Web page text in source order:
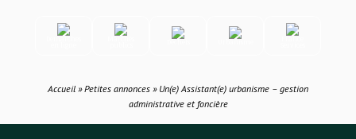
Accueil »Petites annonces » Un(e) Assistant(e) urbanisme – gestion
administrative et foncière